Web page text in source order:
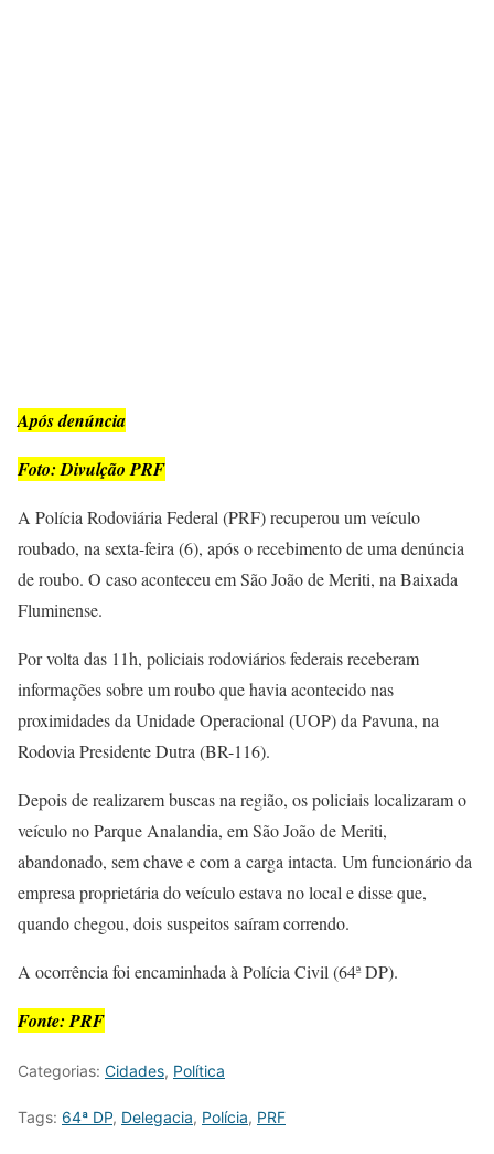
Após denúncia
Foto: Divulção PRF
A Polícia Rodoviária Federal (PRF) recuperou um veículo
roubado, na sexta-feira (6), após o recebimento de uma denúncia
de roubo. O caso aconteceu em São João de Meriti, na Baixada
Fluminense.
Por volta das 11h, policiais rodoviários federais receberam
informações sobre um roubo que havia acontecido nas
proximidades da Unidade Operacional (UOP) da Pavuna, na
Rodovia Presidente Dutra (BR-116).
Depois de realizarem buscas na região, os policiais localizaram o
veículo no Parque Analandia, em São João de Meriti,
abandonado, sem chave e com a carga intacta. Um funcionário da
empresa proprietária do veículo estava no local e disse que,
quando chegou, dois suspeitos saíram correndo.
A ocorrência foi encaminhada à Polícia Civil (64ª DP).
Fonte: PRF
Categorias: Cidades, Política
Tags: 64ª DP, Delegacia, Polícia, PRF